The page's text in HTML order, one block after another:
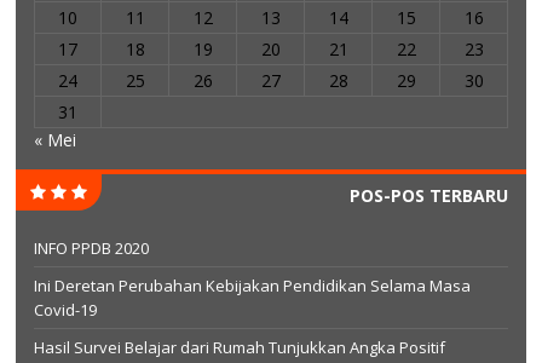
10
11 12 13 14 15
16
17
18 19 20 21 22
23
24
25 26 27 28 29
30
31
« Mei
POS-POS TERBARU
INFO PPDB 2020
Ini Deretan Perubahan Kebijakan Pendidikan Selama Masa
Covid-19
Hasil Survei Belajar dari Rumah Tunjukkan Angka Positif